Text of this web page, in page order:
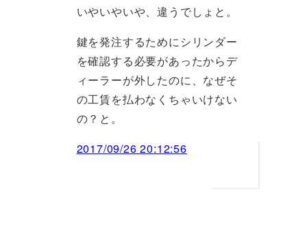
いやいやいや、違うでしょと。
鍵を発注するためにシリンダー
を確認する必要があったからデ
ィーラーが外したのに、なぜそ
の工賃を払わなくちゃいけない
の？と。
2017/09/26 20:12:56